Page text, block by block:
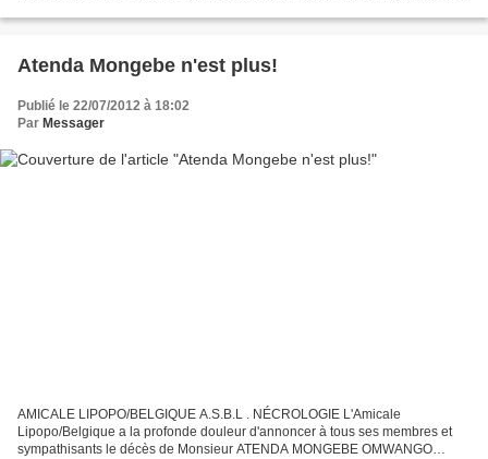
Atenda Mongebe n'est plus!
Publié le 22/07/2012 à 18:02
Par Messager
AMICALE LIPOPO/BELGIQUE A.S.B.L . NÉCROLOGIE L'Amicale
Lipopo/Belgique a la profonde douleur d'annoncer à tous ses membres et
sympathisants le décès de Monsieur ATENDA MONGEBE OMWANGO